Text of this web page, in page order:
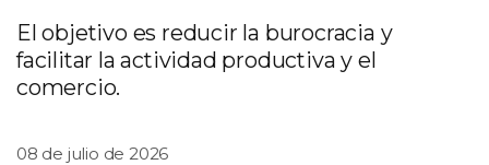
El objetivo es reducir la burocracia y
facilitar la actividad productiva y el
comercio.
08 de julio de 2026